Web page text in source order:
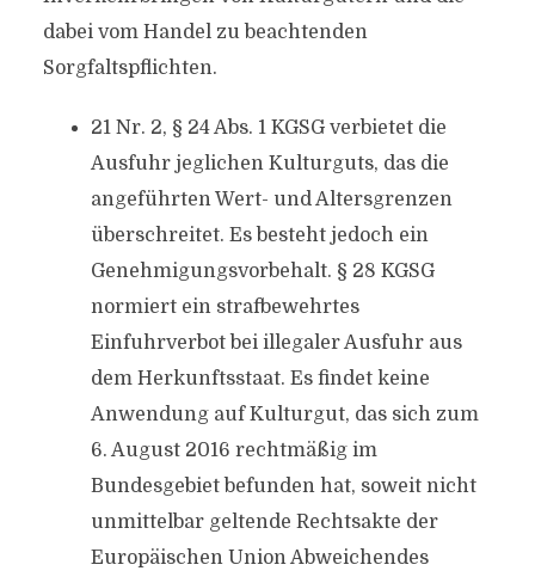
dabei vom Handel zu beachtenden
Sorgfaltspflichten.
21 Nr. 2, § 24 Abs. 1 KGSG verbietet die
Ausfuhr jeglichen Kulturguts, das die
angeführten Wert- und Altersgrenzen
überschreitet. Es besteht jedoch ein
Genehmigungsvorbehalt. § 28 KGSG
normiert ein strafbewehrtes
Einfuhrverbot bei illegaler Ausfuhr aus
dem Herkunftsstaat. Es findet keine
Anwendung auf Kulturgut, das sich zum
6. August 2016 rechtmäßig im
Bundesgebiet befunden hat, soweit nicht
unmittelbar geltende Rechtsakte der
Europäischen Union Abweichendes